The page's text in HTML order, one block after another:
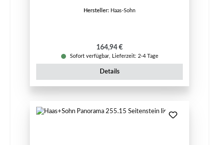
Hersteller: Haas-Sohn
Regulärer Preis:
164,94 €
Sofort verfügbar, Lieferzeit: 2-4 Tage
Details